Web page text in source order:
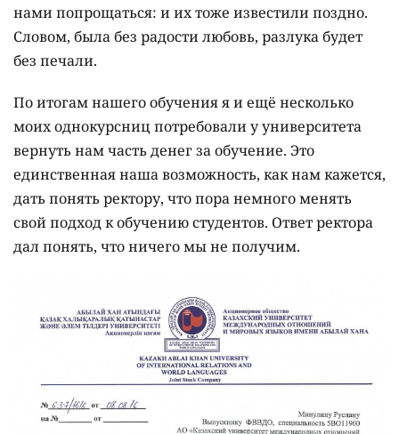
нами попрощаться: и их тоже известили поздно.
Словом, была без радости любовь, разлука будет
без печали.
По итогам нашего обучения я и ещё несколько
моих однокурсниц потребовали у университета
вернуть нам часть денег за обучение. Это
единственная наша возможность, как нам кажется,
дать понять ректору, что пора немного менять
свой подход к обучению студентов. Ответ ректора
дал понять, что ничего мы не получим.